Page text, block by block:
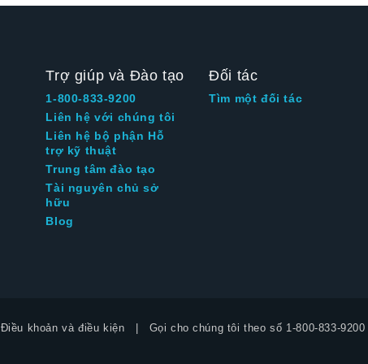
Trợ giúp và Đào tạo
1-800-833-9200
Liên hệ với chúng tôi
Liên hệ bộ phận Hỗ
trợ kỹ thuật
Trung tâm đào tạo
Tài nguyên chủ sở
hữu
Blog
Đối tác
Tìm một đối tác
Điều khoản và điều kiện Gọi cho chúng tôi theo số 1-800-833-9200